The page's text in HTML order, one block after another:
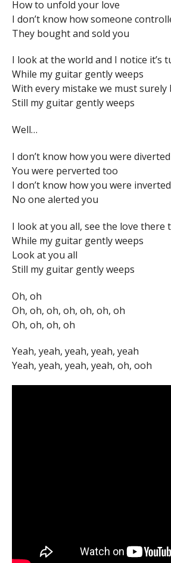
How to unfold your love
I don’t know how someone
They bought and sold you
I look at the world and I notice it’s
While my guitar gently weeps
With every mistake we must surely
Still my guitar gently weeps
Well…
I don’t know how you were diverted
You were perverted too
I don’t know how you were inverted
No one alerted you
I look at you all, see the love there
While my guitar gently weeps
Look at you all
Still my guitar gently weeps
Oh, oh
Oh, oh, oh, oh, oh, oh, oh
Oh, oh, oh, oh
Yeah, yeah, yeah, yeah, yeah
Yeah, yeah, yeah, yeah, oh, ooh